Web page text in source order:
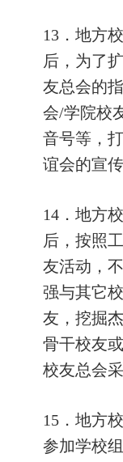
13 ．地方
后，为了
友总会的
会/学院校
音号等，
谊会的宣传
14 ．地方
后，按照
友活动，
强与其它
友，挖掘
骨干校友
校友总会
15 ．地方
参加学校